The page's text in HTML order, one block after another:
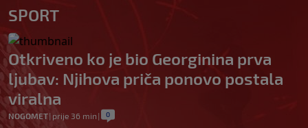
SPORT
Otkriveno ko je bio Georginina prva
ljubav: Njihova priča ponovo postala
viralna
NOGOMET| prije 36 min | 0